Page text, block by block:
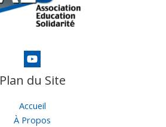
Plan du Site
Accueil
À Propos